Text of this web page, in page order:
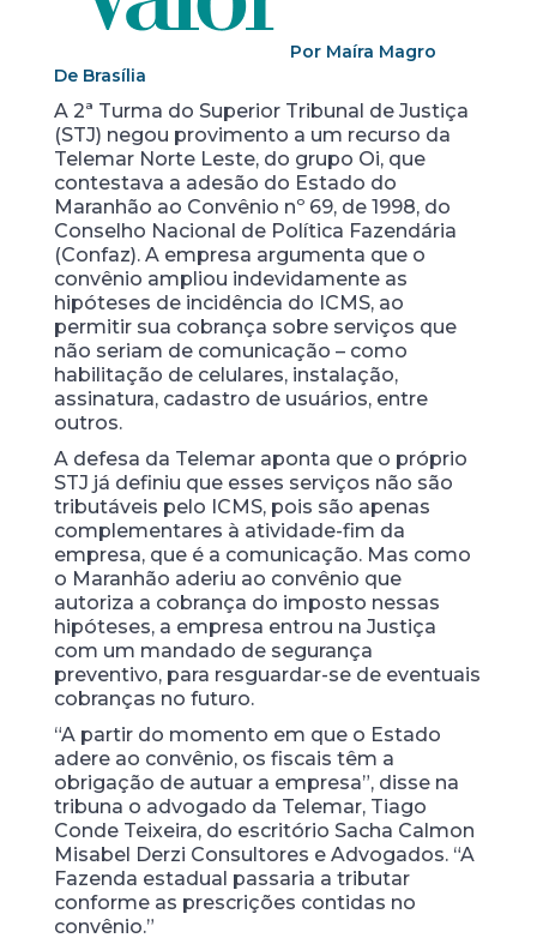
Por Maíra Magro
De Brasília
A 2ª Turma do Superior Tribunal de Justiça
(STJ) negou provimento a um recurso da
Telemar Norte Leste, do grupo Oi, que
contestava a adesão do Estado do
Maranhão ao Convênio nº 69, de 1998, do
Conselho Nacional de Política Fazendária
(Confaz). A empresa argumenta que o
convênio ampliou indevidamente as
hipóteses de incidência do ICMS, ao
permitir sua cobrança sobre serviços que
não seriam de comunicação – como
habilitação de celulares, instalação,
assinatura, cadastro de usuários, entre
outros.
A defesa da Telemar aponta que o próprio
STJ já definiu que esses serviços não são
tributáveis pelo ICMS, pois são apenas
complementares à atividade-fim da
empresa, que é a comunicação. Mas como
o Maranhão aderiu ao convênio que
autoriza a cobrança do imposto nessas
hipóteses, a empresa entrou na Justiça
com um mandado de segurança
preventivo, para resguardar-se de eventuais
cobranças no futuro.
“A partir do momento em que o Estado
adere ao convênio, os fiscais têm a
obrigação de autuar a empresa”, disse na
tribuna o advogado da Telemar, Tiago
Conde Teixeira, do escritório Sacha Calmon
Misabel Derzi Consultores e Advogados. “A
Fazenda estadual passaria a tributar
conforme as prescrições contidas no
convênio.”